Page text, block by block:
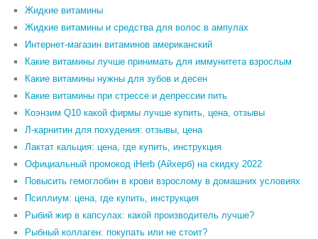
Жидкие витамины
Жидкие витамины и средства для волос в ампулах
Интернет-магазин витаминов американский
Какие витамины лучше принимать для иммунитета взрослым
Какие витамины нужны для зубов и десен
Какие витамины при стрессе и депрессии пить
Коэнзим Q10 какой фирмы лучше купить, цена, отзывы
Л-карнитин для похудения: отзывы, цена
Лактат кальция: цена, где купить, инструкция
Официальный промокод iHerb (Айхерб) на скидку 2022
Повысить гемоглобин в крови взрослому в домашних условиях
Псиллиум: цена, где купить, инструкция
Рыбий жир в капсулах: какой производитель лучше?
Рыбный коллаген: покупать или не стоит?